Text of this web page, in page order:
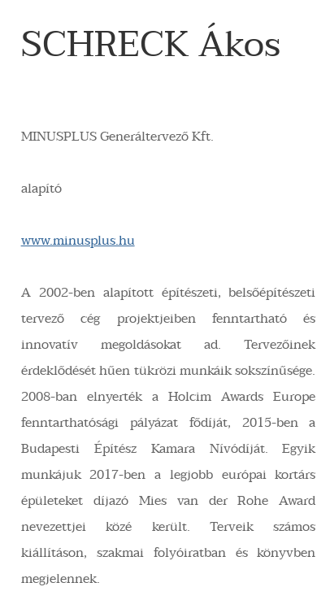
SCHRECK Ákos
MINUSPLUS Generáltervező Kft.
alapító
www.minusplus.hu
A 2002-ben alapított építészeti, belsőépítészeti
tervező cég projektjeiben fenntartható és
innovatív megoldásokat ad. Tervezőinek
érdeklődését hűen tükrözi munkáik sokszínűsége.
2008-ban elnyerték a Holcim Awards Europe
fenntarthatósági pályázat fődíját, 2015-ben a
Budapesti Építész Kamara Nívódíját. Egyik
munkájuk 2017-ben a legjobb európai kortárs
épületeket díjazó Mies van der Rohe Award
nevezettjei közé került. Terveik számos
kiállításon, szakmai folyóiratban és könyvben
megjelennek.